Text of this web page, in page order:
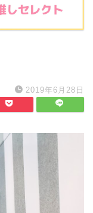
2019年6月28日